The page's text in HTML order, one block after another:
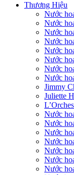
Thương Hiệu
Nước
Nước
Nước
Nước
Nước
Nước
Nước
Nước
Jimmy
Juliette
Nước
Nước
Nước
Nước
Nước
Nước
Nước